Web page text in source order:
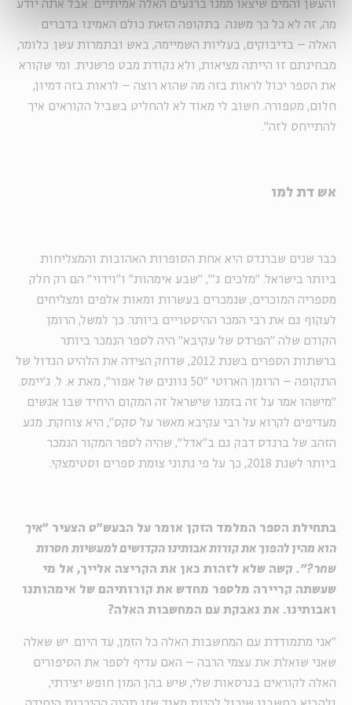
והעשן והמים שיצאו ממנו ברגעים האלה אמיתיים. אבל אתה יודע
מה, זה לא כל כך משנה. בתקופה הזאת כולם האמינו בדברים
האלה – בדיבוקים, בעליות השמיימה, באש ובתמרות עשן. כלומר,
מבחינתם זו הייתה מציאות, ולא נקודת מבט פרשנית. ומי שקורא
את הספר יכול לראות בזה מה שהוא רוצה – לראות בזה דמיון,
חלום, מטפורה. חשוב לי מאוד לא להחליט בשביל הקוראים איך
להתייחס לזה".
אש דת למו
כבר שנים שברנדס היא אחת הסופרות האהובות והמצליחות
ביותר בישראל. "מלכים ג'", "שבע אימהות" ו"וידוי" הם רק חלק
מספריה המוכרים, שנמכרים בעשרות ומאות אלפים ומצליחים
לעקוף גם את רבי המכר ההיסטריים ביותר. כך למשל, הרומן
הקודם שלה "הפרדס של עקיבא" היה לספר הנמכר ביותר
ברשתות הספרים בשנת 2012, שדחק הצידה את הלהיט הגדול של
התקופה – הרומן הארוטי "50 גוונים של אפור", מאת א. ל. ג'יימס.
"מישהו אמר על זה בזמנו שישראל זה המקום היחיד שבו אנשים
מעדיפים לקרוא על רבי עקיבא מאשר על סקס", היא צוחקת. מגע
הזהב של ברנדס דבק גם ב"אדל", שהיה לספר המקור הנמכר
ביותר לשנת 2018, כך על פי נתוני צומת ספרים וסטימצקי.
בתחילת הספר המלמד הזקן אומר על הבעש"ט הצעיר "איך
הוא מהין להפוך את קורות אבותינו הקדושים למעשיות חסרות
שחר?". קשה שלא לזהות כאן את הקריצה אלייך, אל מי
שעשתה קריירה מלספר מחדש את קורותיהם של אימהותנו
ואבותינו. את נאבקת עם המחשבות האלה?
"אני מתמודדת עם המחשבות האלה כל הזמן, עד היום. יש שאלה
שאני שואלת את עצמי הרבה – האם עדיף לספר את הסיפורים
האלה לקוראים בגרסאות שלי, שיש בהן המון חופש יצירתי,